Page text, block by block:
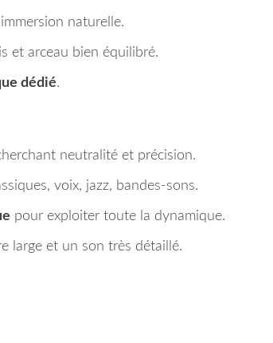
naturelle.
et arceau bien équilibré.
dédié.
neutralité et précision.
voix, jazz, bandes-sons.
pour exploiter toute la dynamique.
large et un son très détaillé.